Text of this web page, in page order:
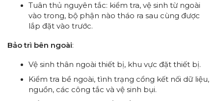
Tuân thủ nguyên tắc: kiểm tra, vệ sinh từ ngoài
vào trong, bộ phận nào tháo ra sau cùng được
lắp đặt vào trước.
Bảo trì bên ngoài:
Vệ sinh thân ngoài thiết bị, khu vực đặt thiết bị.
Kiểm tra bề ngoài, tình trạng cổng kết nối dữ liệu,
nguồn, các công tắc và vệ sinh bụi.